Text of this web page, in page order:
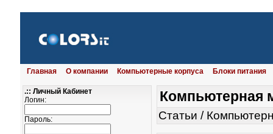
Главная О компании Компьютерные корпуса Блоки питания
.:: Личный Кабинет
Логин:
Пароль:
Компьютерная
Статьи /